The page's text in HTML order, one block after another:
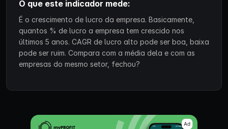
O que este indicador mede:
É o crescimento de lucro da empresa. Basicamente,
quantos % de lucro a empresa tem crescido nos
últimos 5 anos. CAGR de lucro alto pode ser boa, baixa
pode ser ruim. Compara com a média dela e com as
empresas do mesmo setor, fechou?